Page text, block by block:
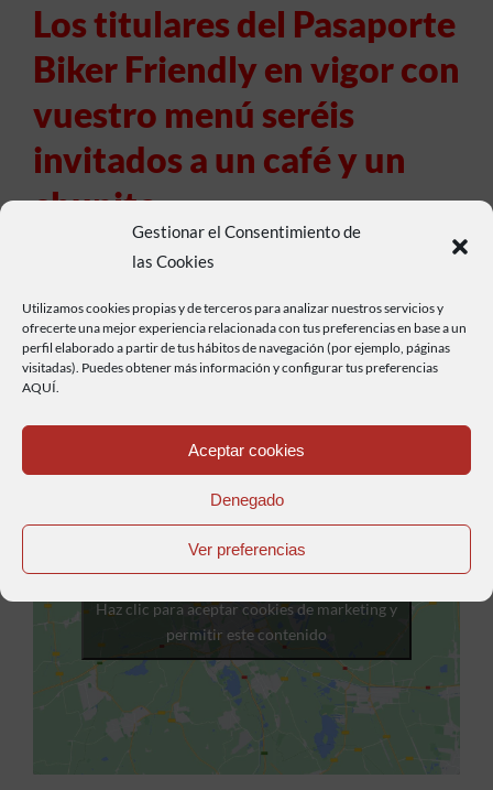
Gestionar el Consentimiento de
las Cookies
Utilizamos cookies propias y de terceros para analizar nuestros servicios y
ofrecerte una mejor experiencia relacionada con tus preferencias en base a un
perfil elaborado a partir de tus hábitos de navegación (por ejemplo, páginas
visitadas). Puedes obtener más información y configurar tus preferencias
AQUÍ.
Aceptar cookies
Denegado
Ver preferencias
Los titulares del Pasaporte
Biker Friendly en vigor con
vuestro menú seréis
invitados a un café y un
chupito.
Haz clic para aceptar cookies de marketing y
permitir este contenido